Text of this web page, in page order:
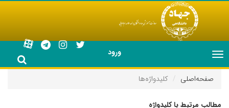
ورود
Toggle
navigation
صفحه‌اصلی
کلیدواژه‌ها
مطالب مرتبط با کلیدواژه